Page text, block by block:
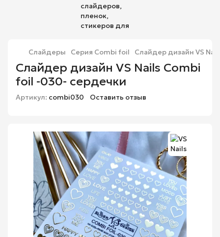
Слайдеры Серия Combi foil Слайдер дизайн VS
Слайдер дизайн VS Nails Combi
foil -030- сердечки
Артикул: combi030 Оставить отзыв